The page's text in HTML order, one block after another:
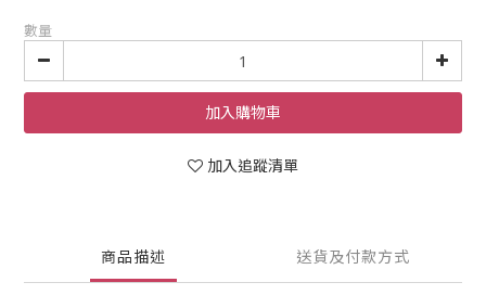
數量
加入購物車
加入追蹤清單
商品描述 送貨及付款方式